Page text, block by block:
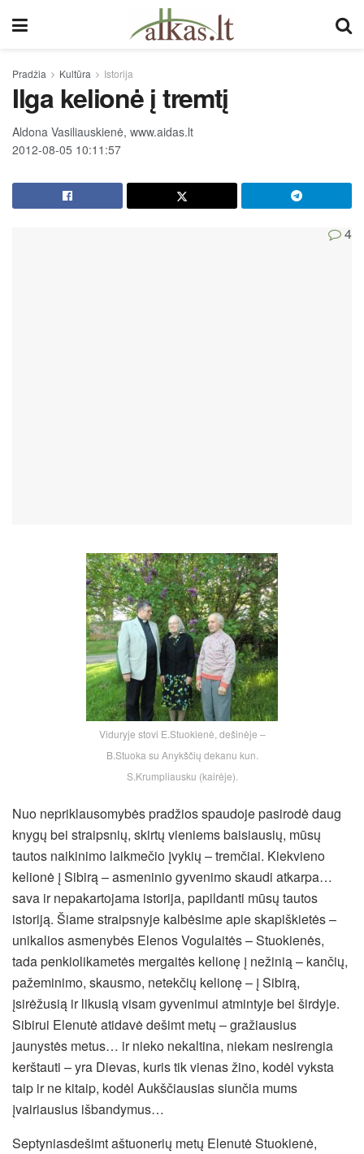
Pradžia Kultūra Istorija
Ilga kelionė į tremtį
Aldona Vasiliauskienė, www.aidas.lt
2012-08-05 10:11:57
4
Viduryje stovi E.Stuokienė, dešinėje –
B.Stuoka su Anykščių dekanu kun.
S.Krumpliausku (kairėje).
Nuo nepriklausomybės pradžios spaudoje pasirodė daug
knygų bei straipsnių, skirtų vieniems baisiausių, mūsų
tautos naikinimo laikmečio įvykių – tremčiai. Kiekvieno
kelionė į Sibirą – asmeninio gyvenimo skaudi atkarpa…
sava ir nepakartojama istorija, papildanti mūsų tautos
istoriją. Šiame straipsnyje kalbėsime apie skapiškietės –
unikalios asmenybės Elenos Vogulaitės – Stuokienės,
tada penkiolikametės mergaitės kelionę į nežinią – kančių,
pažeminimo, skausmo, netekčių kelionę – į Sibirą,
įsirėžusią ir likusią visam gyvenimui atmintyje bei širdyje.
Sibirui Elenutė atidavė dešimt metų – gražiausius
jaunystės metus… ir nieko nekaltina, niekam nesirengia
kerštauti – yra Dievas, kuris tik vienas žino, kodėl vyksta
taip ir ne kitaip, kodėl Aukščiausias siunčia mums
įvairiausius išbandymus…
Septyniasdešimt aštuonerių metų Elenutė Stuokienė,